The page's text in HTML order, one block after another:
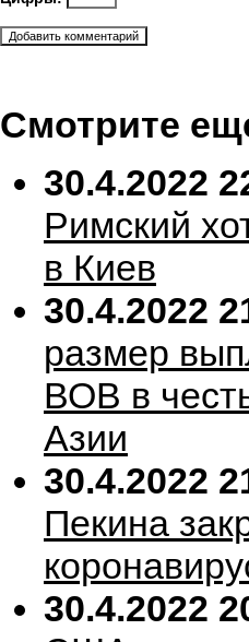
Смотрите
30.4.2022
Римский
в Киев
30.4.2022
размер
ВОВ в
Азии
30.4.2022
Пекина
30.4.2022